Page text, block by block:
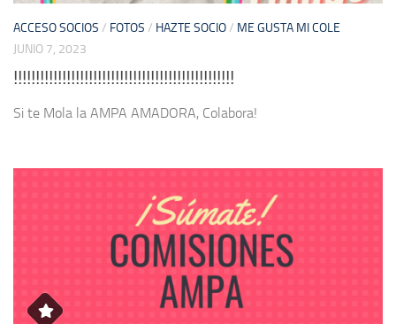
ACCESO SOCIOS / FOTOS / HAZTE SOCIO/ ME GUSTA MI COLE
JUNIO 7, 2023
!!!!!!!!!!!!!!!!!!!!!!!!!!!!!!!!!!!!!!!!!!!!!!!!!!
Si te Mola la AMPA AMADORA, Colabora!